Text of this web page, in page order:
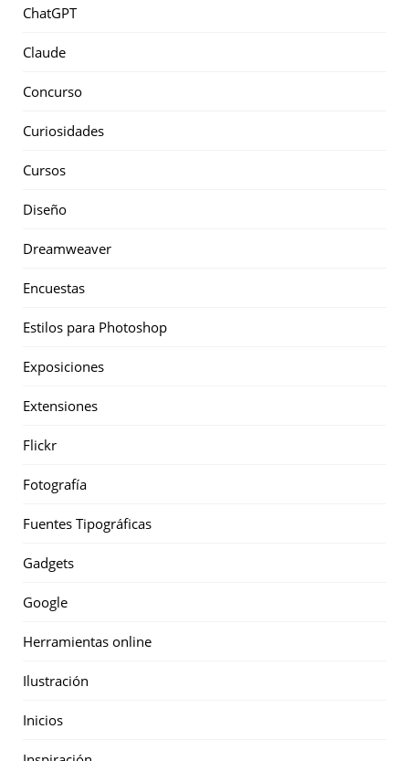
ChatGPT
Claude
Concurso
Curiosidades
Cursos
Diseño
Dreamweaver
Encuestas
Estilos para Photoshop
Exposiciones
Extensiones
Flickr
Fotografía
Fuentes Tipográficas
Gadgets
Google
Herramientas online
Ilustración
Inicios